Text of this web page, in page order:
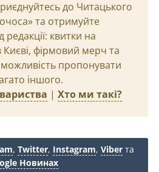
до Читацького
та отримуйте
редакції: квитки на
Києві, фірмовий мерч та
пропонувати
іншого.
| Хто ми такі?
, Twitter, Instagram, Viber та
Новинах